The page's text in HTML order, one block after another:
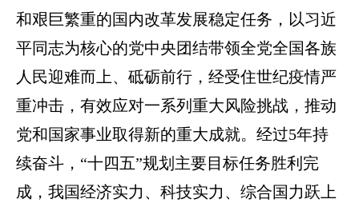
和艰巨繁重的国内改革发展稳定任务，以习近
平同志为核心的党中央团结带领全党全国各族
人民迎难而上、砥砺前行，经受住世纪疫情严
重冲击，有效应对一系列重大风险挑战，推动
党和国家事业取得新的重大成就。经过5年持
续奋斗，“十四五”规划主要目标任务胜利完
成，我国经济实力、科技实力、综合国力跃上